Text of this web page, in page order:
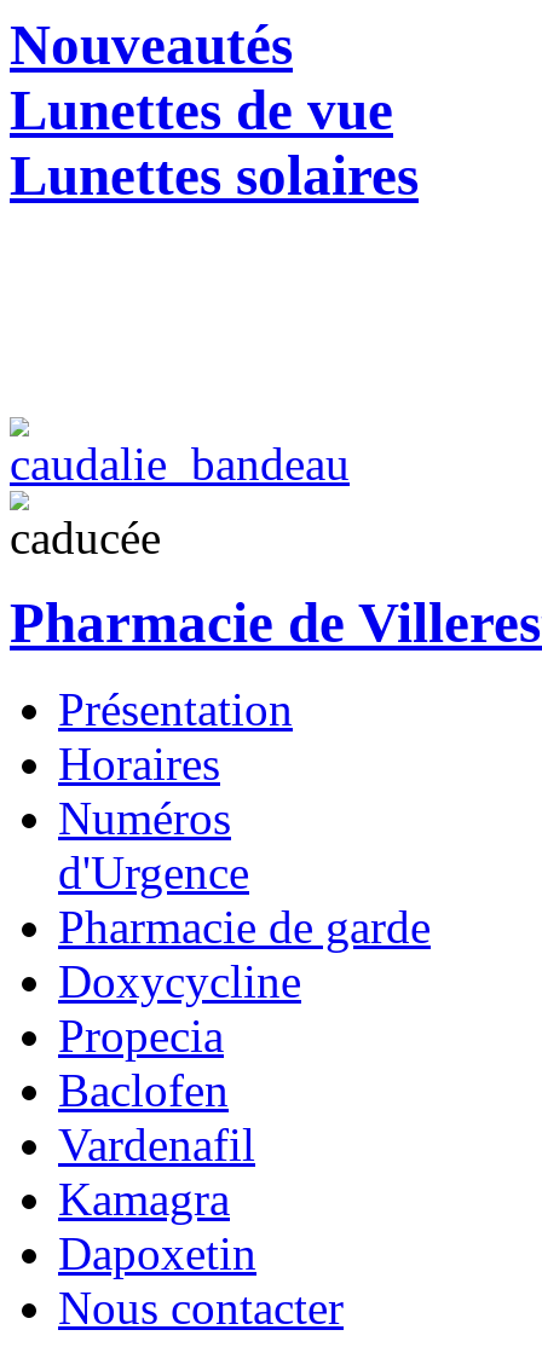
Nouveautés
Lunettes de vue
Lunettes solaires
Pharmacie de
Présentation
Horaires
Numéros
d'Urgence
Pharmacie de garde
Doxycycline
Propecia
Baclofen
Vardenafil
Kamagra
Dapoxetin
Nous contacter